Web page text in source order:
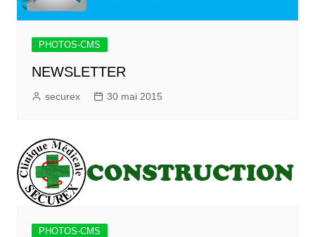
PHOTOS-CMS
NEWSLETTER
securex 30 mai 2015
PHOTOS-CMS